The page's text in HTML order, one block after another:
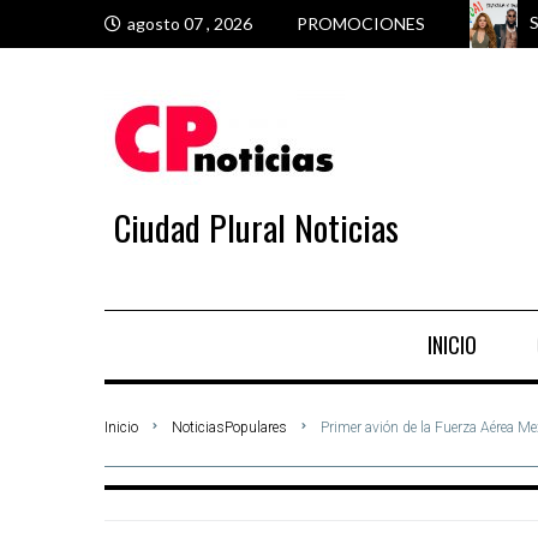
agosto 07 , 2026 PROMOCIONES
Ciudad Plural Noticias
INICIO
Inicio NoticiasPopulares Primer avión de la Fuerza Aérea